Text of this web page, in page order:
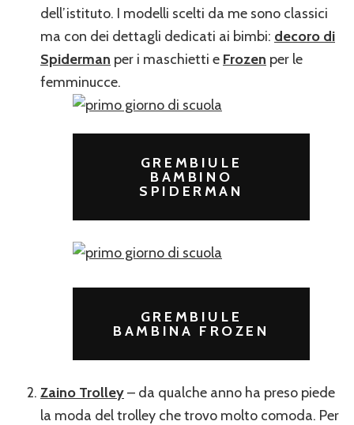
dell’istituto. I modelli scelti da me sono classici
ma con dei dettagli dedicati ai bimbi: decoro di
Spiderman per i maschietti e Frozen per le
femminucce.
GREMBIULE
BAMBINO
SPIDERMAN
GREMBIULE
BAMBINA FROZEN
Zaino Trolley– da qualche anno ha preso piede
la moda del trolley che trovo molto comoda. Per